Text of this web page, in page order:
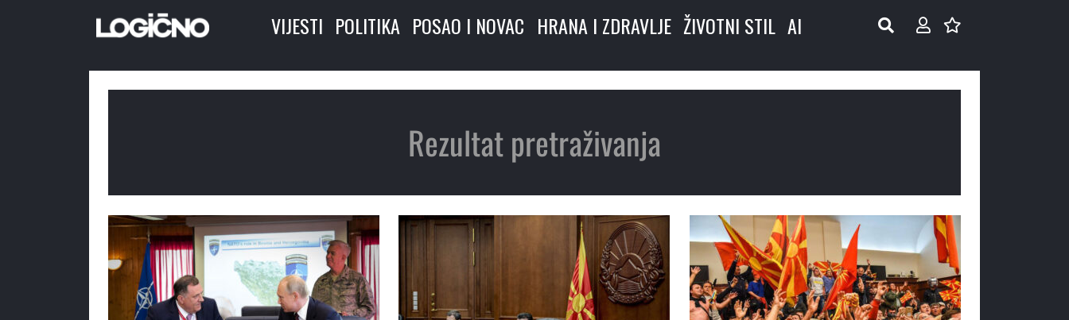
VIJESTI POLITIKA POSAO I NOVAC HRANA I ZDRAVLJE ŽIVOTNI STIL AI
Rezultat pretraživanja